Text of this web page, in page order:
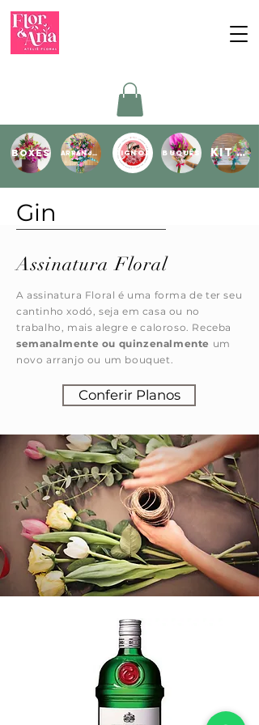
boxes arranjos Signos buquês Kit festa
Assinatura Floral
A assinatura Floral é uma forma de ter seu
cantinho xodó, seja em casa ou no
trabalho, mais alegre e caloroso. Receba
semanalmente ou quinzenalmente um
novo arranjo ou um bouquet.
Conferir Planos
Gin